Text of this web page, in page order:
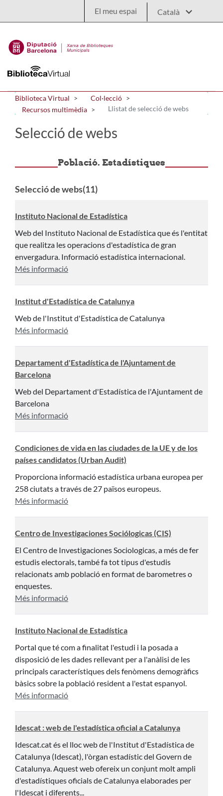
El meu espai
Biblioteca Virtual
Col·lecció
Recursos multimèdia
Llistat de selecció de webs
Selecció de webs
Població. Estadístiques
Selecció de webs(11)
Instituto Nacional de Estadística
Web del Instituto Nacional de Estadística que és l'entitat
que realitza les operacions d'estadística de gran
envergadura. Informació estadística internacional.
Més informació
Institut d'Estadística de Catalunya
Web de l'Institut d'Estadística de Catalunya
Més informació
Departament d'Estadística de l'Ajuntament de
Barcelona
Web del Departament d'Estadística de l'Ajuntament de
Barcelona
Més informació
Condiciones de vida en las ciudades de la UE y de los
países candidatos (Urban Audit)
Proporciona informació estadística urbana europea per
258 ciutats a través de 27 països europeus.
Més informació
Centro de Investigaciones Sociólogicas (CIS)
El Centro de Investigaciones Sociologicas, a més de fer
estudis electorals, també fa tot tipus d'estudis
relacionats amb població en format de barometres o
enquestes.
Més informació
Instituto Nacional de Estadística
Portal que té com a finalitat l'estudi i la posada a
disposició de les dades rellevant per a l'anàlisi de les
principals característiques dels fenòmens demogràfics
bàsics sobre la població resident a l'estat espanyol.
Més informació
Idescat : web de l'estadística oficial a Catalunya
Idescat.cat és el lloc web de l'Institut d'Estadística de
Catalunya (Idescat), l'òrgan estadístic del Govern de
Catalunya. Aquest web ofereix un conjunt molt ampli
d'estadístiques oficials de Catalunya elaborades per
l'Idescat i diferents...